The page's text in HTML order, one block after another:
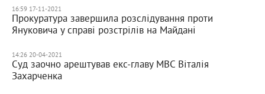
16:59 17-11-2021
Прокуратура завершила розслідування проти
Януковича у справі розстрілів на Майдані
14:26 20-04-2021
Суд заочно арештував екс-главу МВС Віталія
Захарченка